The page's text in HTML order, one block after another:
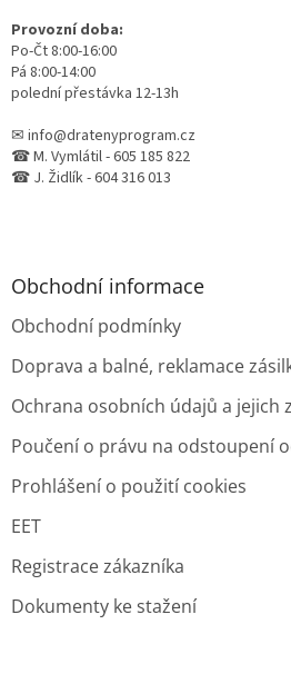
Provozní doba:
Po-Čt 8:00-16:00
Pá 8:00-14:00
polední přestávka 12-13h
✉ info@dratenyprogram.cz
☎ M. Vymlátil - 605 185 822
☎ J. Židlík - 604 316 013
Obchodní informace
Obchodní podmínky
Doprava a balné, reklamace
Ochrana osobních údajů a jejich
Poučení o právu na odstoupení
Prohlášení o použití cookies
EET
Registrace zákazníka
Dokumenty ke stažení